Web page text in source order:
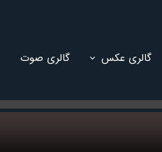
گالری عکس
گالری صوت